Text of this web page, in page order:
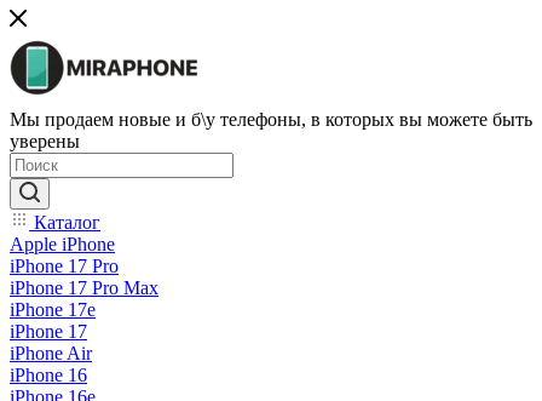
Мы продаем новые и б\у телефоны, в которых вы можете быть
уверены
Каталог
Apple iPhone
iPhone 17 Pro
iPhone 17 Pro Max
iPhone 17e
iPhone 17
iPhone Air
iPhone 16
iPhone 16e